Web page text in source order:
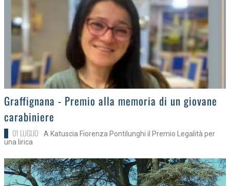
>
Graffignana - Premio alla memoria di un giovane
carabiniere
01 LUGLIO
A Katuscia Fiorenza Pontilunghi il Premio Legalità per
una lirica